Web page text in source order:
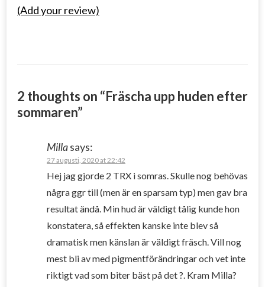
(Add your review)
2 thoughts on “Fräscha upp huden efter
sommaren”
Millasays:
27 augusti, 2020 at 22:42
Hej jag gjorde 2 TRX i somras. Skulle nog behövas
några ggr till (men är en sparsam typ) men gav bra
resultat ändå. Min hud är väldigt tålig kunde hon
konstatera, så effekten kanske inte blev så
dramatisk men känslan är väldigt fräsch. Vill nog
mest bli av med pigmentförändringar och vet inte
riktigt vad som biter bäst på det ?. Kram Milla?